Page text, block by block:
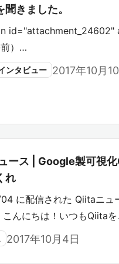
きました。
id="attachment_24602"
前）…
ンタビュー 2017年10月
ース | Google製可視
れ
に配信された Qiitaニュ
んにちは！いつもQiita
2017年10月4日